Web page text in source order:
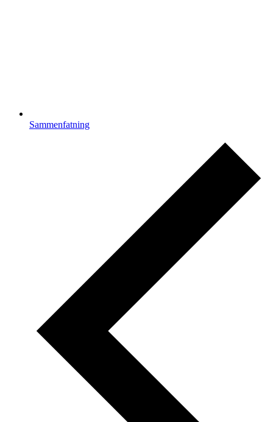
Sammenfatning